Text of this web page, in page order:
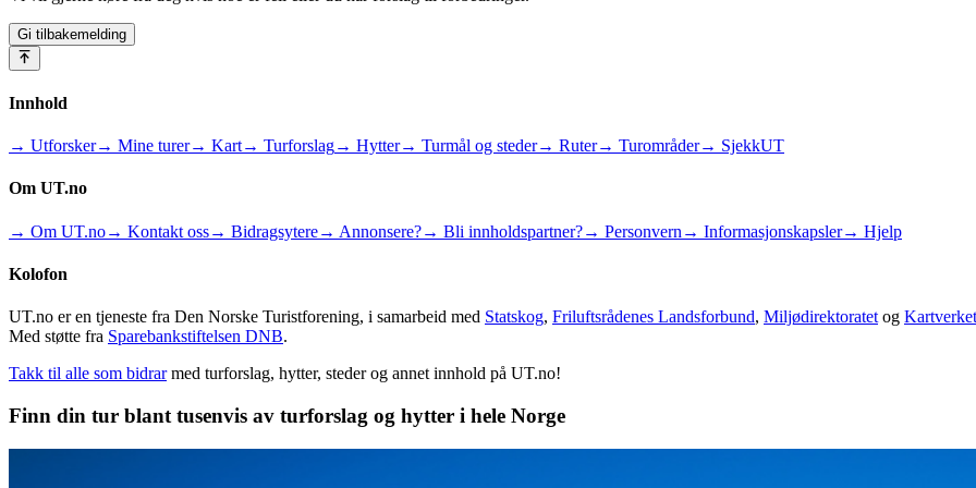
Gi tilbakemelding
Innhold
→ Utforsker→ Mine turer→ Kart→ Turforslag→ Hytter→ Turmål og steder→ Ruter→ Turområder→ SjekkUT
Om UT.no
→ Om UT.no→ Kontakt oss→ Bidragsytere→ Annonsere?→ Bli innholdspartner?→ Personvern → Informasjonskapsler→ Hjelp
Kolofon
UT.no er en tjeneste fra Den Norske Turistforening, i samarbeid med Statskog, Friluftsrådenes Landsforbund, Miljødirektoratet og Kartverket
Med støtte fra Sparebankstiftelsen DNB.
Takk til alle som bidrar med turforslag, hytter, steder og annet innhold på UT.no!
Finn din tur blant tusenvis av turforslag og hytter i hele Norge